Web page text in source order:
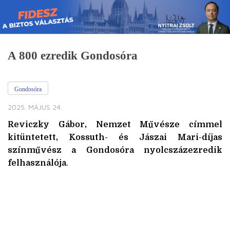
Skip
to
content
A 800 ezredik Gondosóra
Gondosóra
2025. MÁJUS 24.
Reviczky Gábor, Nemzet Művésze címmel
kitüntetett, Kossuth- és Jászai Mari-díjas
színművész a Gondosóra nyolcszázezredik
felhasználója.